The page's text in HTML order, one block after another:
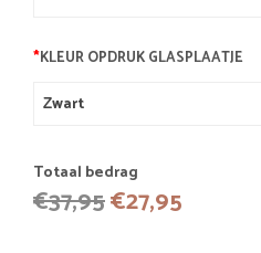
*KLEUR OPDRUK GLASPLAATJE
Totaal bedrag
€37,95Oorspronkelijke
€27,95